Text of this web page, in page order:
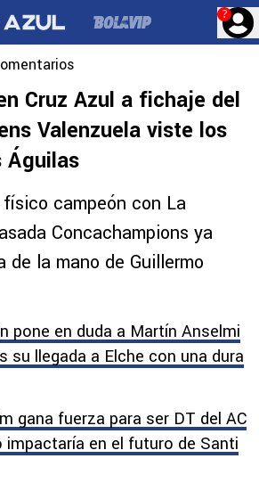
?
Cruz Azul a fichaje del
Valenzuela viste los
Águilas
físico campeón con La
Concachampions ya
de la mano de Guillermo
pone en duda a Martín Anselmi
su llegada a Elche con una dura
gana fuerza para ser DT del AC
impactaría en el futuro de Santi